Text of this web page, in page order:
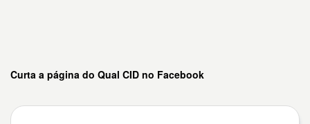
Curta a página do Qual CID no Facebook